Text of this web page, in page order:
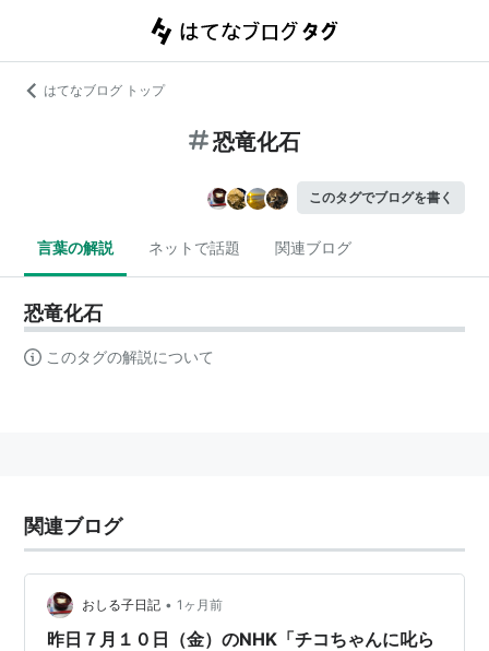
はてなブログ トップ
恐竜化石
このタグでブログを書く
言葉の解説 ネットで話題 関連ブログ
恐竜化石
このタグの解説について
関連ブログ
おしる子日記 • 1ヶ月前
昨日７月１０日（金）のNHK「チコちゃんに叱ら